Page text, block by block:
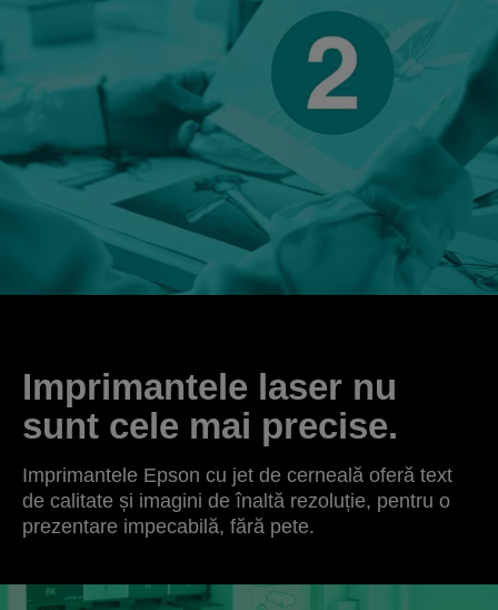
Imprimantele laser nu
sunt cele mai precise.
Imprimantele Epson cu jet de cerneală oferă text
de calitate și imagini de înaltă rezoluție, pentru o
prezentare impecabilă, fără pete.